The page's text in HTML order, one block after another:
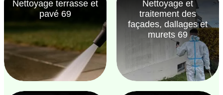
Nettoyage terrasse et
pavé 69
Nettoyage et
traitement des
façades, dallages et
murets 69